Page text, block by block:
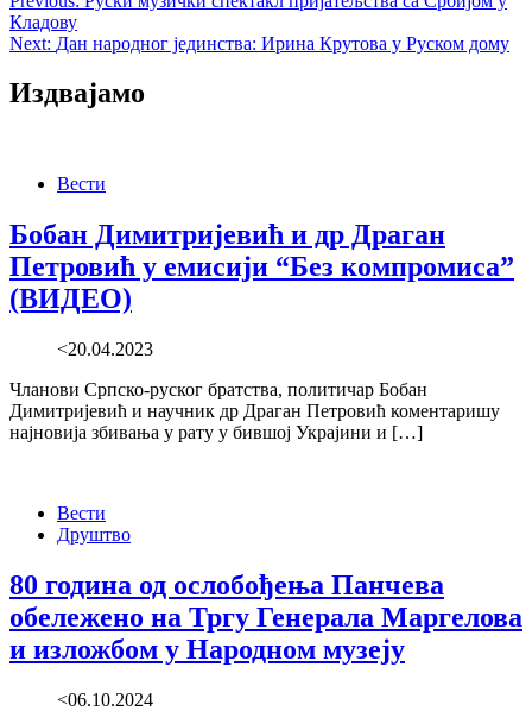
navigation
Кладову
Next: Дан народног јединства: Ирина Крутова у Руском дому
Издвајамо
Вести
Бобан Димитријевић и др Драган
Петровић у емисији “Без компромиса”
(ВИДЕО)
<20.04.2023
Чланови Српско-руског братства, политичар Бобан
Димитријевић и научник др Драган Петровић коментаришу
најновија збивања у рату у бившој Украјини и […]
Вести
Друштво
80 година од ослобођења Панчева
обележено на Тргу Генерала Маргелова
и изложбом у Народном музеју
<06.10.2024